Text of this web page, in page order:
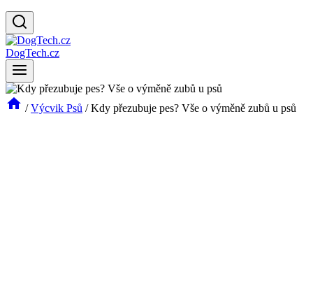
DogTech.cz
/ Výcvik Psů / Kdy přezubuje pes? Vše o výměně zubů u psů